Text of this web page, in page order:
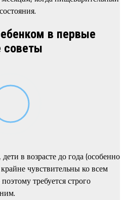
в первые
в возрасте до года (особенно
чувствительны ко всем
требуется строго